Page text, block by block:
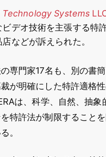
Technology Systems
ビデオ技術を主張する特
などが訴えられた。
専門家17名も、別の書
が明確にした特許適格
は、科学、自然、抽
特許法が制限すること
。